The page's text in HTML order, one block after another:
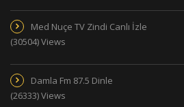
Med Nuçe TV Zindi Canlı İzle
(30504) Views
Damla Fm 87.5 Dinle
(26333) Views